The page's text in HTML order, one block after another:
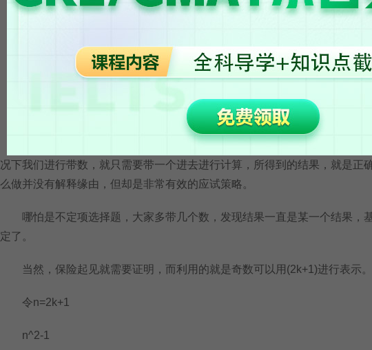
1. A
分析：
对于第一题，如果是一道单选题，那就简单了，因为单选意味着答案唯一
况下我们进行带数，就只需要带一个进去进行计算，所得到的结果，就是正
么做并没有解释缘由，但却是非常有效的应试策略。
哪怕是不定项选择题，大家多带几个数，发现结果一直是某一个结果，
定了。
当然，保险起见就需要证明，而利用的就是奇数可以用(2k+1)进行表示。
令n=2k+1
n^2-1